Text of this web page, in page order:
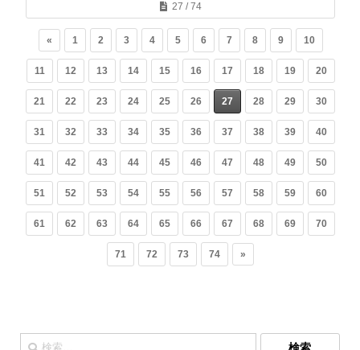
27 / 74
« 1 2 3 4 5 6 7 8 9 10
11 12 13 14 15 16 17 18 19 20
21 22 23 24 25 26 27 28 29 30
31 32 33 34 35 36 37 38 39 40
41 42 43 44 45 46 47 48 49 50
51 52 53 54 55 56 57 58 59 60
61 62 63 64 65 66 67 68 69 70
71 72 73 74 »
検